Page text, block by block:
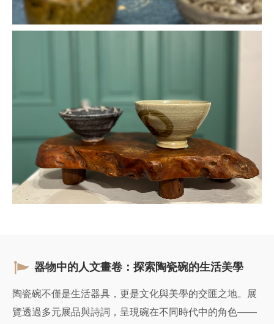
器物中的人文畫卷：探索陶瓷碗的生活美學
陶瓷碗不僅是生活器具，更是文化與美學的交匯之地。展
覽透過多元展品與詩詞，呈現碗在不同時代中的角色——